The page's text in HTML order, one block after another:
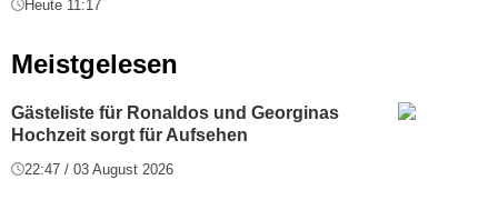
Heute 11:17
Meistgelesen
Gästeliste für Ronaldos und Georginas
Hochzeit sorgt für Aufsehen
22:47 / 03 August 2026